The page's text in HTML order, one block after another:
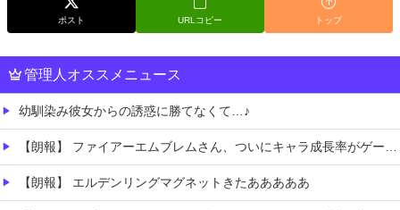
ポスト URLコピー トップ
管理人オススメニュース
幼馴染み彼女からの誘惑に勝てなくて…♪
【朗報】 ファイアーエムブレムさん、ついにキャラ成長率がゲーム内で見れるようになる
【朗報】 エルデンリングマグネットきたあああああ